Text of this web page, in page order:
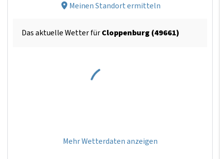
Meinen Standort ermitteln
Das aktuelle Wetter fürCloppenburg (49661)
Mehr Wetterdaten anzeigen